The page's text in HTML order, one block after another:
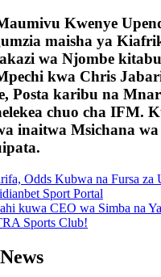
Kwenye
maisha ya
wa Njombe
kwa Chris
Posta karibu na
chuo cha IFM.
inaitwa Msichana
Odds Kubwa na Fursa za
Sport Portal
kuwa CEO wa Simba na
Sports Club!